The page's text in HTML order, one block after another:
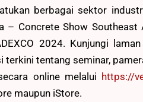
berbagai sektor
– Concrete Show
2024. Kunjungi laman
tentang seminar,
online melalui https://
maupun iStore.